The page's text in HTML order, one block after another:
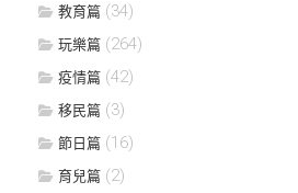
教育篇 (34)
玩樂篇 (264)
疫情篇 (42)
移民篇 (3)
節日篇 (16)
育兒篇 (2)